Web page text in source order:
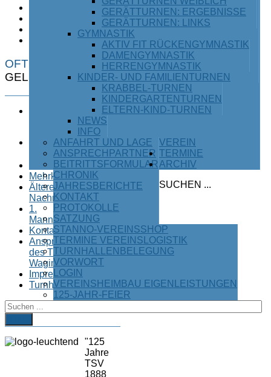
GERÄTTURNEN: ERGEBNISSE
GERÄTTURNEN: LINKS
GYMNASTIK
AKTIV FIT RÜCKENGYMNASTIK
DAMENGYMNASTIK
HERRENGYMNASTIK
KINDER- UND FAMILIENTURNEN
KRABBEL-TURNEN
KINDERGARTENTURNEN
ELTERN-KIND-TURNEN
NEWS
INFO
VEREIN
ANFAHRT UND LAGE
ANSPRECHPARTNER
BEITRITTSFORMULAR
CHRONIK
JAHRESBERICHTE
KONTAKT
PROTOKOLLE
SATZUNG
STANNO-VEREINSSHOP
TERMINE VEREINSLOGISTIK
TURNHALLENBELEGUNG
VORWORT
LOGIN
VEREINSHEIMBAU EIGENLEISTUNGEN
125-JAHR-FEIER
TERMINE
ARCHIV
SUCHEN ...
OFT
GELESEN
willkommen
beim TSV
Waging
am See
Straßenlauf
Mehrkampfserie
Ältere
Nachrichten
1.
Mannschaft
Kontakt
Ansprechparter
des TSV
Waging
Impressum
Turnhallenbelegung
VORWORT
"125
Jahre
TSV
1888